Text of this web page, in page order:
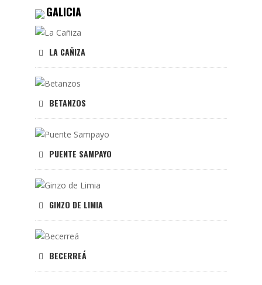
GALICIA
LA CAÑIZA
BETANZOS
PUENTE SAMPAYO
GINZO DE LIMIA
BECERREÁ